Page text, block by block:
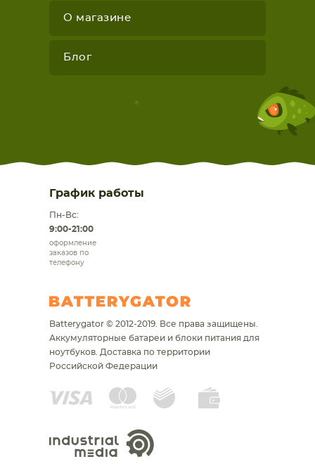
О магазине
Блог
График работы
Пн-Вс:
9:00-21:00
оформление
заказов по
телефону
Batterygator © 2012-2019. Все права защищены.
Аккумуляторные батареи и блоки питания для
ноутбуков. Доставка по территории
Российской Федерации